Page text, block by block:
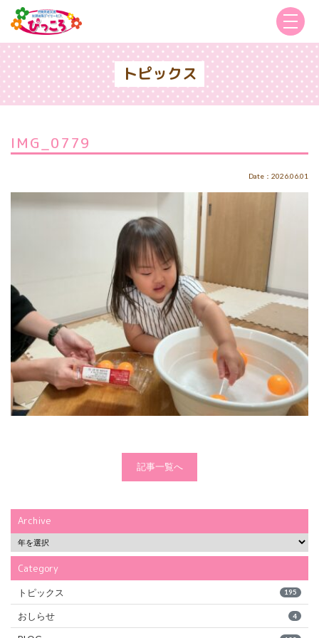
トピックス
IMG_0779
Date：2026.06.01
記事一覧へ
Archive
Category
トピックス 195
おしらせ 4